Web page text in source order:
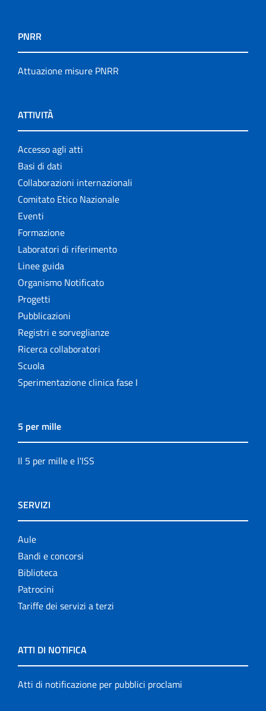
PNRR
Attuazione misure PNRR
ATTIVITÀ
Accesso agli atti
Basi di dati
Collaborazioni internazionali
Comitato Etico Nazionale
Eventi
Formazione
Laboratori di riferimento
Linee guida
Organismo Notificato
Progetti
Pubblicazioni
Registri e sorveglianze
Ricerca collaboratori
Scuola
Sperimentazione clinica fase I
5 per mille
Il 5 per mille e l'ISS
SERVIZI
Aule
Bandi e concorsi
Biblioteca
Patrocini
Tariffe dei servizi a terzi
ATTI DI NOTIFICA
Atti di notificazione per pubblici proclami